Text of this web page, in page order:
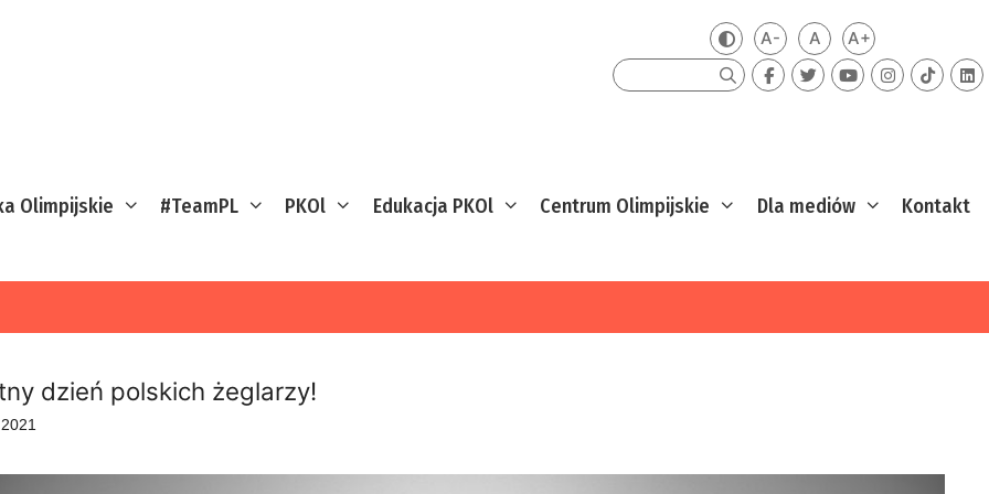
Zmień kontrast
A-Mniejsza czcionka
ADomyślna czcionka
A+Większa
Szukaj
Olimpijskie #TeamPL PKOl Edukacja PKOl Centrum Olimpijskie Dla mediów Kontakt
dzień polskich żeglarzy!